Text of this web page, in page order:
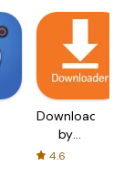
Downloader
by
AFTVnews
4.6